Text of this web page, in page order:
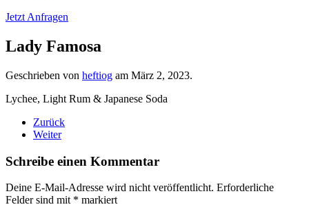
Jetzt Anfragen
Lady Famosa
Geschrieben von heftiog am März 2, 2023.
Lychee, Light Rum & Japanese Soda
Zurück
Weiter
Schreibe einen Kommentar
Deine E-Mail-Adresse wird nicht veröffentlicht. Erforderliche
Felder sind mit * markiert